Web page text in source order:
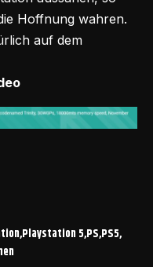
Hoffnung wahren.
auf dem
Playstation 5 PS PS5